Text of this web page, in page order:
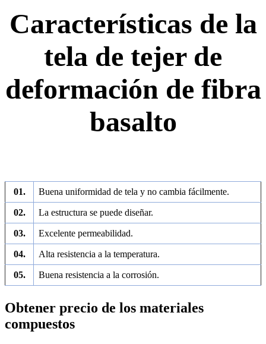
Características de la
tela de tejer de
deformación de fibra
basalto
01. Buena uniformidad de tela y no cambia fácilmente.
02. La estructura se puede diseñar.
03. Excelente permeabilidad.
04. Alta resistencia a la temperatura.
05. Buena resistencia a la corrosión.
Obtener precio de los materiales
compuestos